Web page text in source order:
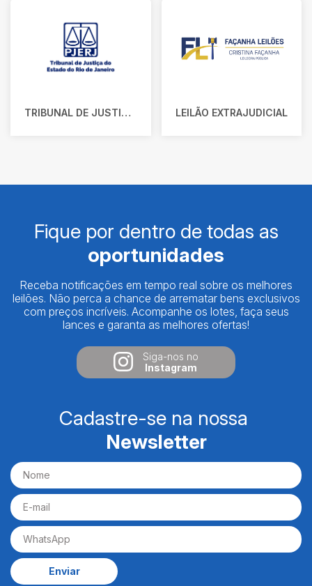
TRIBUNAL DE JUSTIÇA DO ESTADO DO RIO DE JANEIRO LEILÃO EXTRAJUDICIAL
Fique por dentro de todas as
oportunidades
Receba notificações em tempo real sobre os melhores
leilões. Não perca a chance de arrematar bens exclusivos
com preços incríveis. Acompanhe os lotes, faça seus
lances e garanta as melhores ofertas!
Siga-nos no
Instagram
Cadastre-se na nossa
Newsletter
Enviar